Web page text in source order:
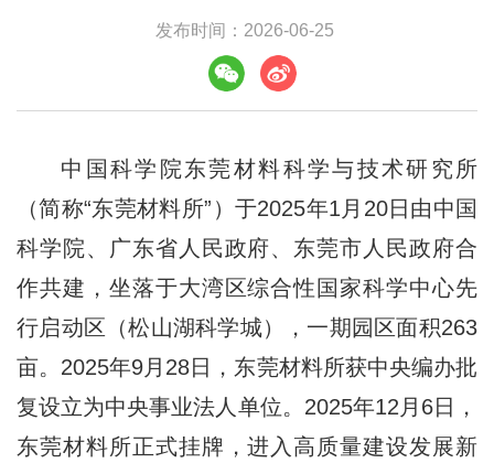
发布时间：2026-06-25
中国科学院东莞材料科学与技术研究所
（简称“东莞材料所” ） 于2025年1 月 20日由中国
科学院、广东省人民政府、东莞市人民政府合
作共建，坐落于大湾区综合性国家科学中心先
行启动区（松山湖科学城），一期园区面积263
亩。 2025年9月 28日，东莞材料所获中央编办批
复设立为中央事业法人单位。 2025年12 月 6日，
东莞材料所正式挂牌，进入高质量建设发展新